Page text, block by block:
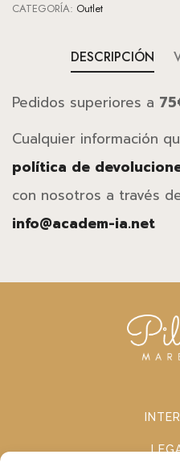
CATEGORÍA: Outlet
DESCRIPCIÓN
Pedidos superiores a
Cualquier información
política de
con nosotros a través
info@academ-ia.net